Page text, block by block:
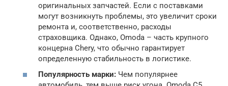
оригинальных запчастей. Если с поставками
могут возникнуть проблемы, это увеличит сроки
ремонта и, соответственно, расходы
страховщика. Однако, Omoda – часть крупного
концерна Chery, что обычно гарантирует
определенную стабильность в логистике.
Популярность марки: Чем популярнее